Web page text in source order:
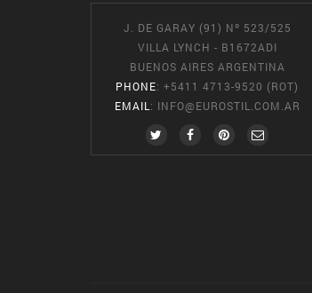
J. DE GARAY (91) Nº 523/525
VILLA LYNCH - B1672ADI
BUENOS AIRES ARGENTINA
PHONE: +5411 4713-9520 (ROT)
EMAIL: INFO@EUROSTIL.COM.AR